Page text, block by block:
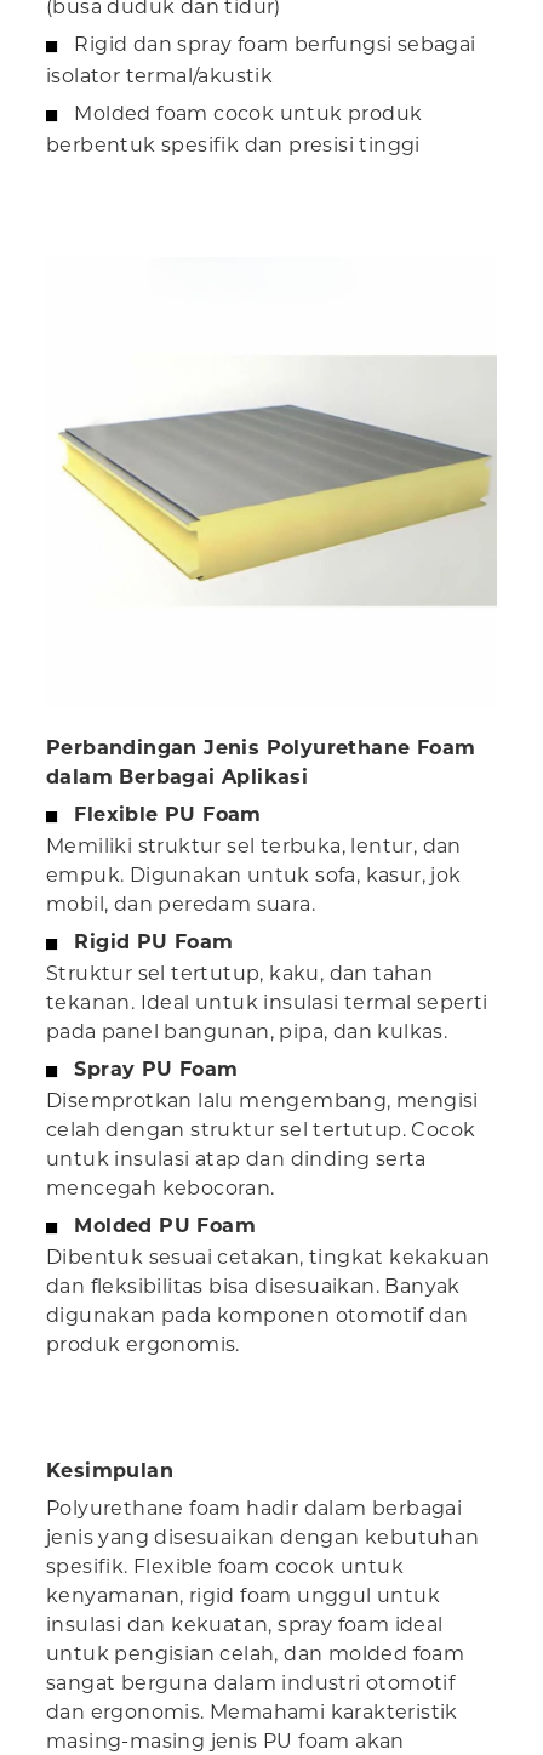
(busa duduk dan tidur)
Rigid dan spray foam berfungsi sebagai
isolator termal/akustik
Molded foam cocok untuk produk
berbentuk spesifik dan presisi tinggi
Perbandingan Jenis Polyurethane Foam
dalam Berbagai Aplikasi
Flexible PU Foam
Memiliki struktur sel terbuka, lentur, dan
empuk. Digunakan untuk sofa, kasur, jok
mobil, dan peredam suara.
Rigid PU Foam
Struktur sel tertutup, kaku, dan tahan
tekanan. Ideal untuk insulasi termal seperti
pada panel bangunan, pipa, dan kulkas.
Spray PU Foam
Disemprotkan lalu mengembang, mengisi
celah dengan struktur sel tertutup. Cocok
untuk insulasi atap dan dinding serta
mencegah kebocoran.
Molded PU Foam
Dibentuk sesuai cetakan, tingkat kekakuan
dan fleksibilitas bisa disesuaikan. Banyak
digunakan pada komponen otomotif dan
produk ergonomis.
Kesimpulan
Polyurethane foam hadir dalam berbagai
jenis yang disesuaikan dengan kebutuhan
spesifik. Flexible foam cocok untuk
kenyamanan, rigid foam unggul untuk
insulasi dan kekuatan, spray foam ideal
untuk pengisian celah, dan molded foam
sangat berguna dalam industri otomotif
dan ergonomis. Memahami karakteristik
masing-masing jenis PU foam akan